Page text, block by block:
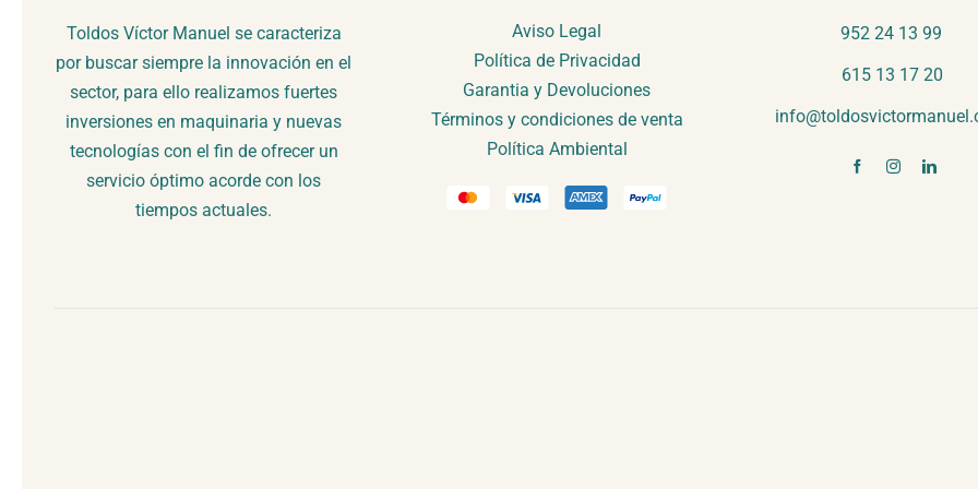
Toldos Víctor Manuel se caracteriza
por buscar siempre la innovación en el
sector, para ello realizamos fuertes
inversiones en maquinaria y nuevas
tecnologías con el fin de ofrecer un
servicio óptimo acorde con los
tiempos actuales.
Aviso Legal
Política de Privacidad
Garantia y Devoluciones
Términos y condiciones de venta
Política Ambiental
952 24 13 99
615 13 17 20